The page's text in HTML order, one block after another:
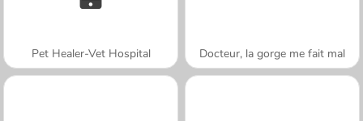
Pet Healer-Vet Hospital Docteur, la gorge me fait mal